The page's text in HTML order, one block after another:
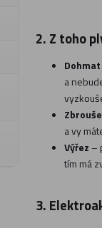
2. Z toho
Dohmat
a
a vy
Výřez –
tím má
3.